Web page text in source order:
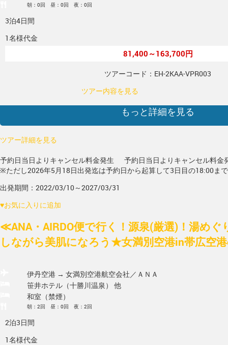
朝：0回 昼：0回 夜：0回
3泊4日間
1名様代金
81,400～163,700円
ツアーコード：EH-2KAA-VPR003
ツアー内容を見る
もっと詳細を見る
ツアー詳細を見る
予約日当日よりキャンセル料金発生
予約日当日よりキャンセル料金
※ただし2026年5月18日出発迄は予約日から起算して3日目の18:00ま
出発期間：2022/03/10～2027/03/31
♥お気に入りに追加
≪ANA・AIRDO便で行く！源泉(厳選)！湯め
しながら美肌になろう★女満別空港in帯広空
伊丹空港 → 女満別空港航空会社／ＡＮＡ
笹井ホテル（十勝川温泉） 他
和室（禁煙）
朝：2回 昼：0回 夜：2回
2泊3日間
1名様代金